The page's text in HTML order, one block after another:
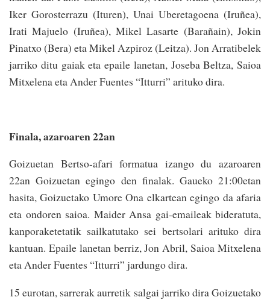
Iker Gorosterrazu (Ituren), Unai Uberetagoena (Iruñea),
Irati Majuelo (Iruñea), Mikel Lasarte (Barañain), Jokin
Pinatxo (Bera) eta Mikel Azpiroz (Leitza). Jon Arratibelek
jarriko ditu gaiak eta epaile lanetan, Joseba Beltza, Saioa
Mitxelena eta Ander Fuentes “Itturri” arituko dira.
Finala, azaroaren 22an
Goizuetan Bertso-afari formatua izango du azaroaren
22an Goizuetan egingo den finalak. Gaueko 21:00etan
hasita, Goizuetako Umore Ona elkartean egingo da afaria
eta ondoren saioa. Maider Ansa gai-emaileak bideratuta,
kanporaketetatik sailkatutako sei bertsolari arituko dira
kantuan. Epaile lanetan berriz, Jon Abril, Saioa Mitxelena
eta Ander Fuentes “Itturri” jardungo dira.
15 eurotan, sarrerak aurretik salgai jarriko dira Goizuetako